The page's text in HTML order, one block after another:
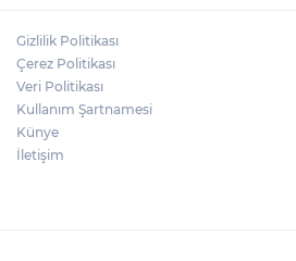
Gizlilik Politikası
Çerez Politikası
Veri Politikası
Kullanım Şartnamesi
Künye
İletişim